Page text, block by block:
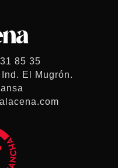
85 35
El Mugrón.